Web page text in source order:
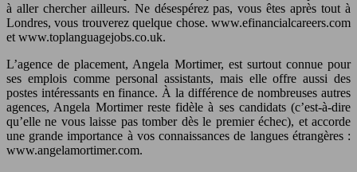
à aller chercher ailleurs. Ne désespérez pas, vous êtes après tout à
Londres, vous trouverez quelque chose. www.efinancialcareers.com
et www.toplanguagejobs.co.uk.
L’agence de placement, Angela Mortimer, est surtout connue pour
ses emplois comme personal assistants, mais elle offre aussi des
postes intéressants en finance. À la différence de nombreuses autres
agences, Angela Mortimer reste fidèle à ses candidats (c’est-à-dire
qu’elle ne vous laisse pas tomber dès le premier échec), et accorde
une grande importance à vos connaissances de langues étrangères :
www.angelamortimer.com.